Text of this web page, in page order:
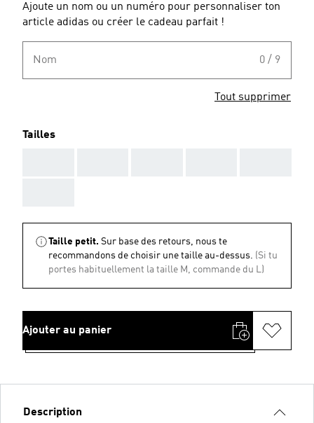
Ajoute un nom ou un numéro pour personnaliser ton
article adidas ou créer le cadeau parfait !
Nom 0 / 9
Tout supprimer
Tailles
Taille petit. Sur base des retours, nous te
recommandons de choisir une taille au-dessus. (Si tu
portes habituellement la taille M, commande du L)
Ajouter au panier
Description